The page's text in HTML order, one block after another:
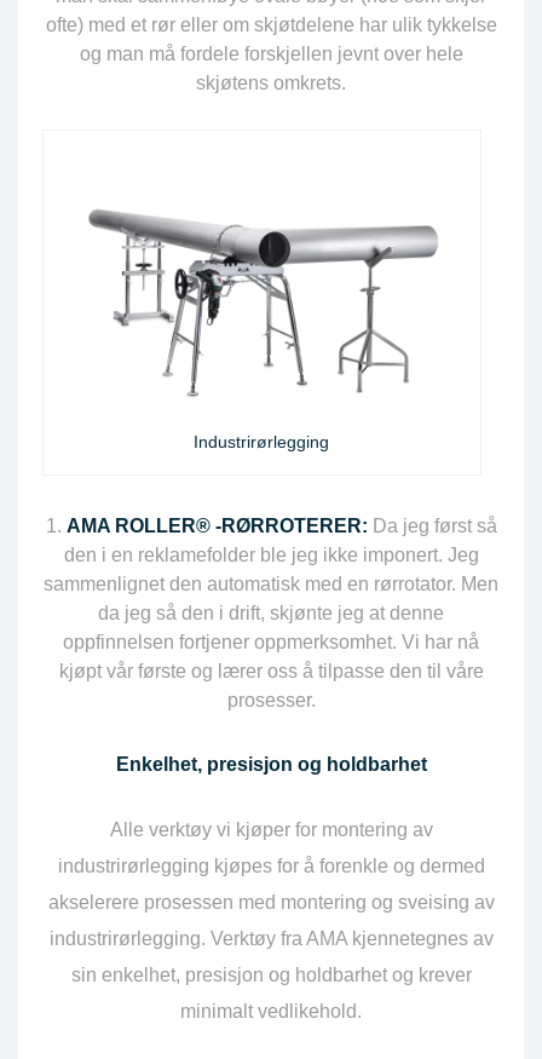
ofte) med et rør eller om skjøtdelene har ulik tykkelse
og man må fordele forskjellen jevnt over hele
skjøtens omkrets.
Industrirørlegging
AMA ROLLER® -RØRROTERER: Da jeg først så
den i en reklamefolder ble jeg ikke imponert. Jeg
sammenlignet den automatisk med en rørrotator. Men
da jeg så den i drift, skjønte jeg at denne
oppfinnelsen fortjener oppmerksomhet. Vi har nå
kjøpt vår første og lærer oss å tilpasse den til våre
prosesser.
Enkelhet, presisjon og holdbarhet
Alle verktøy vi kjøper for montering av
industrirørlegging kjøpes for å forenkle og dermed
akselerere prosessen med montering og sveising av
industrirørlegging. Verktøy fra AMA kjennetegnes av
sin enkelhet, presisjon og holdbarhet og krever
minimalt vedlikehold.